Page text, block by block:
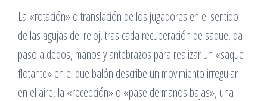
La «rotación» o translación de los jugadores en el sentido
de las agujas del reloj, tras cada recuperación de saque, da
paso a dedos, manos y antebrazos para realizar un «saque
flotante» en el que balón describe un movimiento irregular
en el aire, la «recepción» o «pase de manos bajas», una